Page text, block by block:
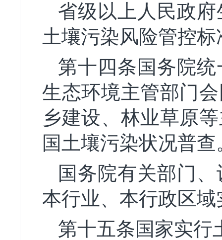
省级以上人民政
土壤污染风险管控
第十四条国务院
生态环境主管部门
乡建设、林业草原
国土壤污染状况普查
国务院有关部门
本行业、本行政区
第十五条国家实行